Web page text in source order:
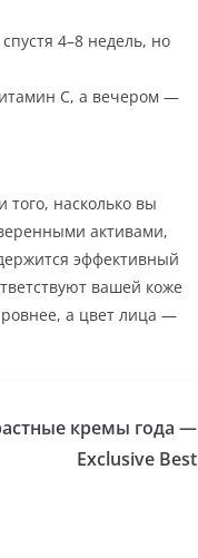
4–8 недель, но
C, а вечером —
насколько вы
активами,
эффективный
вашей коже
ровнее, а цвет лица —
кремы года —
Exclusive Best